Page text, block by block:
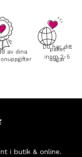
av dina
Du har ditt
paket
inom 2-5
dagar
i butik & online.